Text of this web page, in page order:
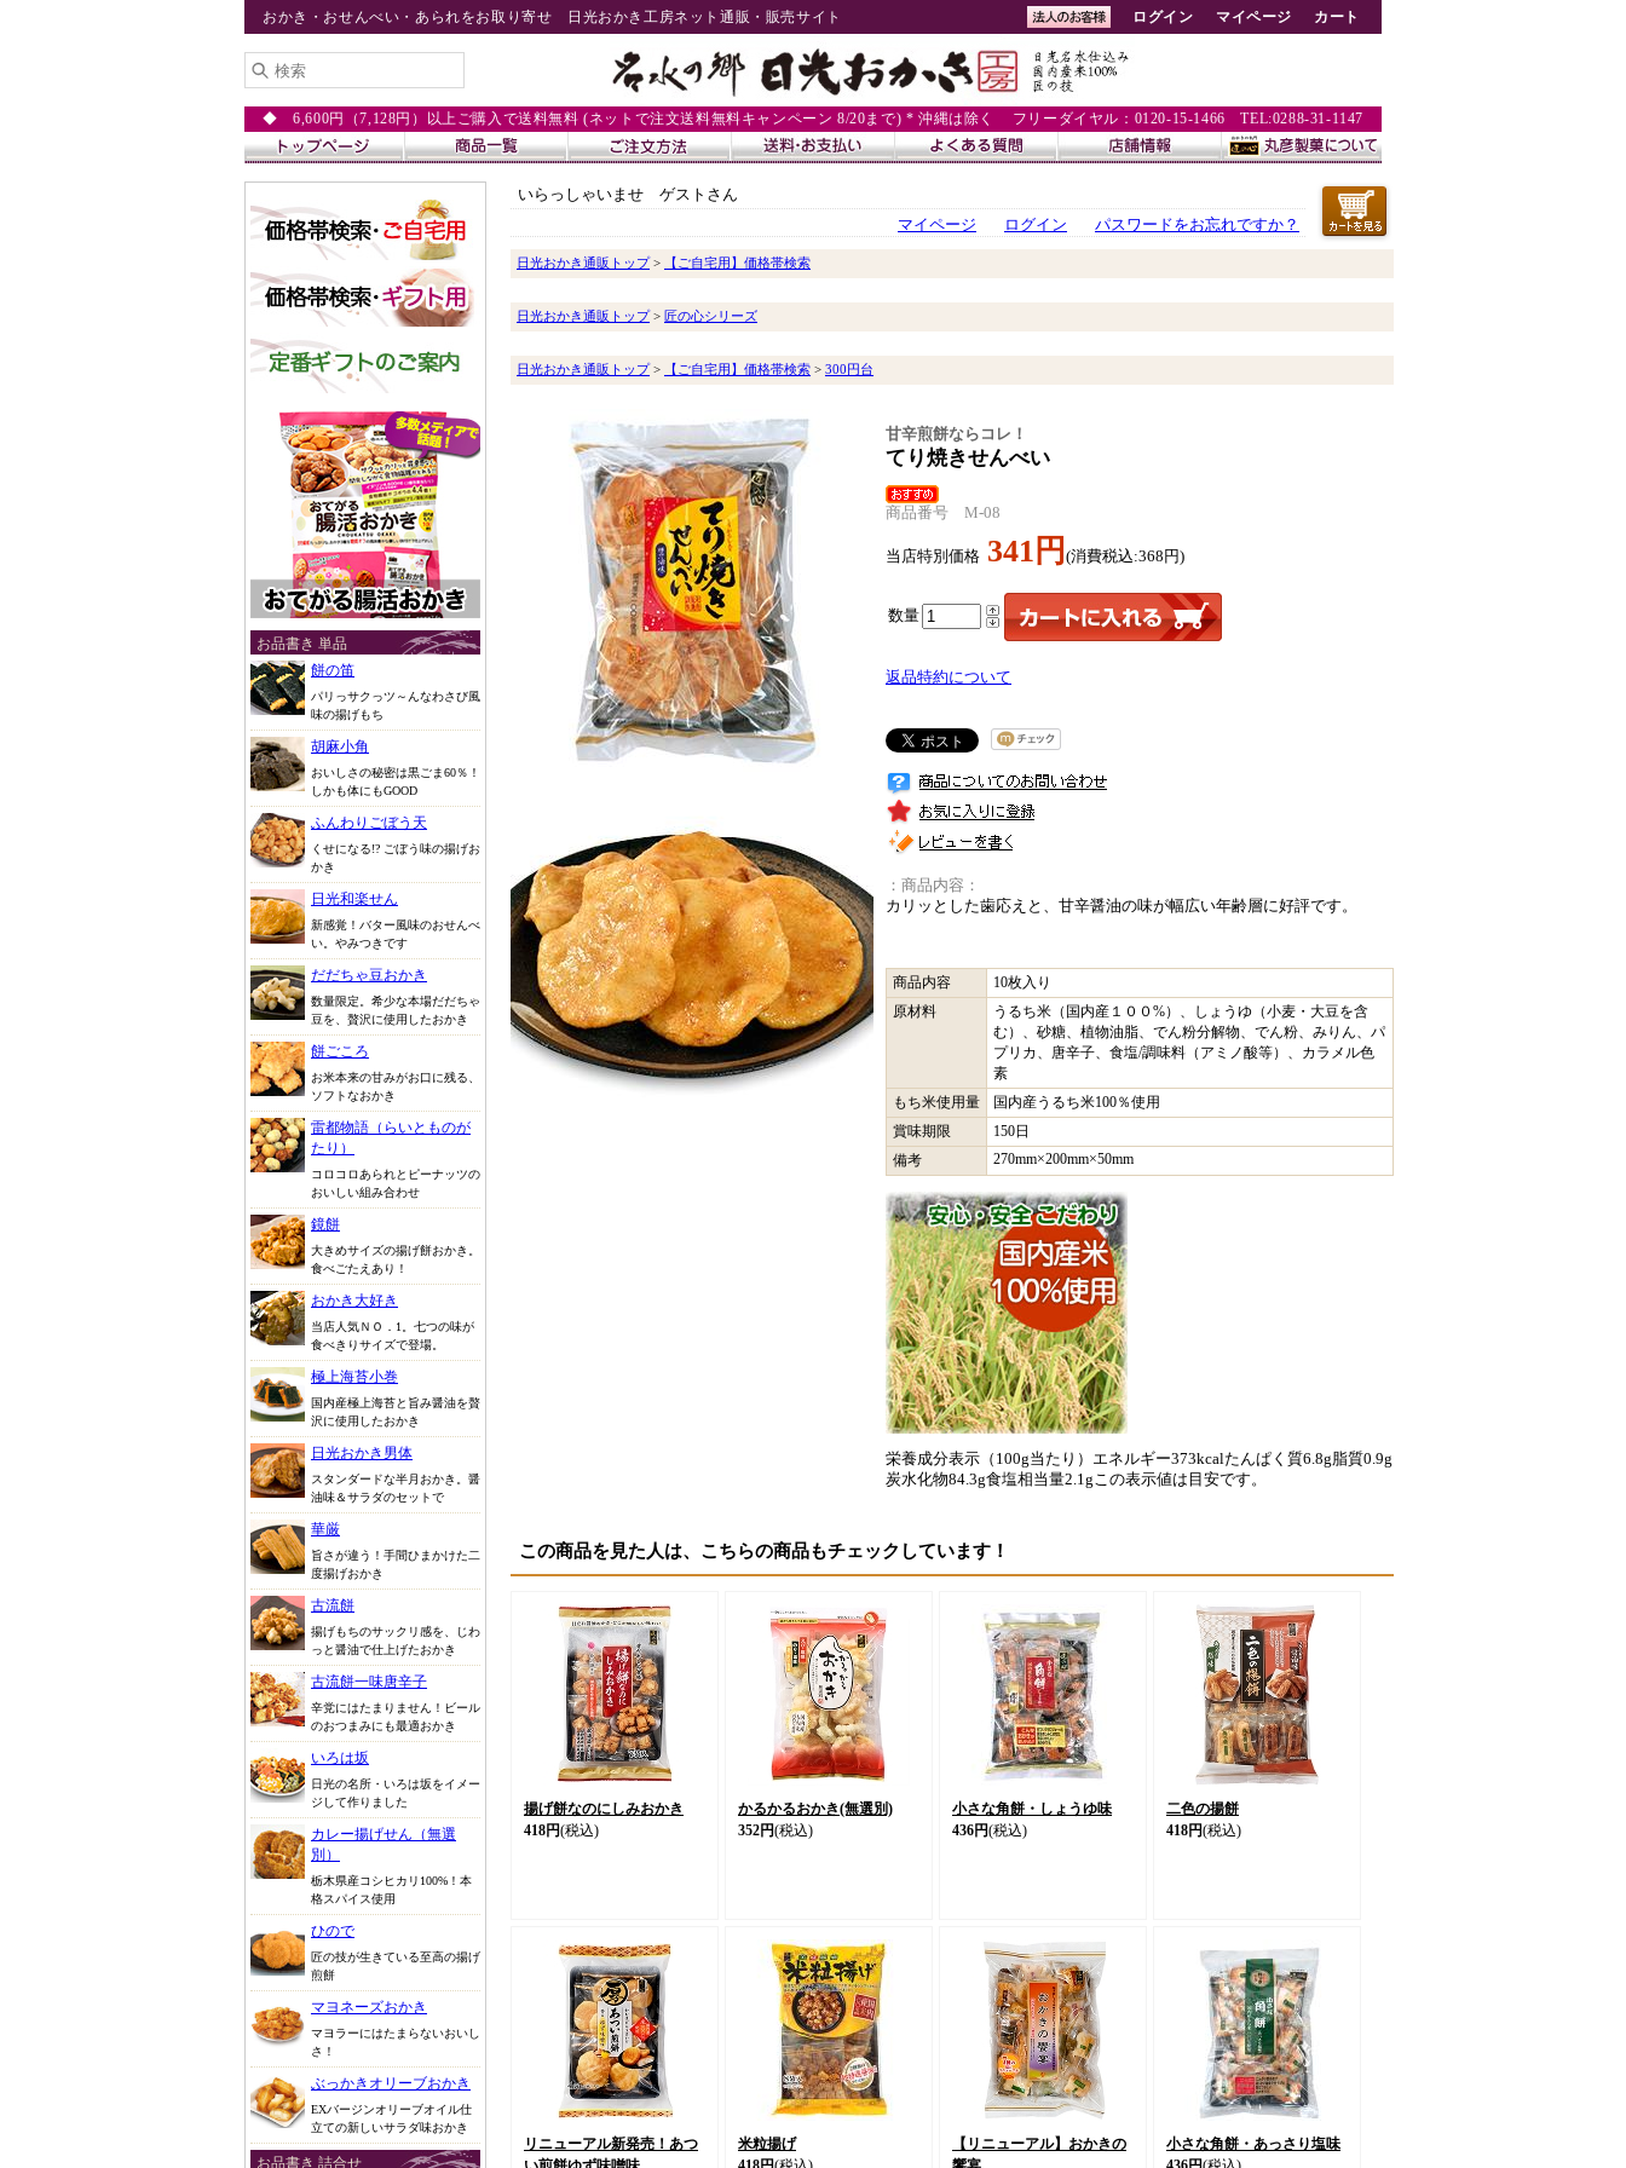
おかき・おせんべい・あられをお取り寄せ 日光おかき工房ネット通販・販売サイト ログイン マイページ カート
◆ 6,600円（7,128円）以上ご購入で送料無料 (ネットで注文送料無料キャンペーン 8/20まで) * 沖縄は除く フリーダイヤル：0120-15-1466 TEL:0288-31-1147
お品書き 単品
餅の笛
パリっサクっツ～んなわさび風
味の揚げもち
胡麻小角
おいしさの秘密は黒ごま60％！
しかも体にもGOOD
ふんわりごぼう天
くせになる!? ごぼう味の揚げお
かき
日光和楽せん
新感覚！バター風味のおせんべ
い。やみつきです
だだちゃ豆おかき
数量限定。希少な本場だだちゃ
豆を、贅沢に使用したおかき
餅ごころ
お米本来の甘みがお口に残る、
ソフトなおかき
雷都物語（らいとものが
たり）
コロコロあられとピーナッツの
おいしい組み合わせ
鏡餅
大きめサイズの揚げ餅おかき。
食べごたえあり！
おかき大好き
当店人気ＮＯ．1。七つの味が
食べきりサイズで登場。
極上海苔小巻
国内産極上海苔と旨み醤油を贅
沢に使用したおかき
日光おかき男体
スタンダードな半月おかき。醤
油味＆サラダのセットで
華厳
旨さが違う！手間ひまかけた二
度揚げおかき
古流餅
揚げもちのサックリ感を、じわ
っと醤油で仕上げたおかき
古流餅一味唐辛子
辛党にはたまりません！ビール
のおつまみにも最適おかき
いろは坂
日光の名所・いろは坂をイメー
ジして作りました
カレー揚げせん（無選
別）
栃木県産コシヒカリ100%！本
格スパイス使用
ひので
匠の技が生きている至高の揚げ
煎餅
マヨネーズおかき
マヨラーにはたまらないおいし
さ！
ぶっかきオリーブおかき
EXバージンオリーブオイル仕
立ての新しいサラダ味おかき
お品書き 詰合せ
いらっしゃいませ ゲストさん
マイページ
ログイン パスワードをお忘れですか？
日光おかき通販トップ> 【ご自宅用】価格帯検索
日光おかき通販トップ> 匠の心シリーズ
日光おかき通販トップ> 【ご自宅用】価格帯検索 > 300円台
甘辛煎餅ならコレ！
てり焼きせんべい
商品番号 M-08
当店特別価格 341円(消費税込:368円)
数量
返品特約について
：商品内容：
カリッとした歯応えと、甘辛醤油の味が幅広い年齢層に好評です。
商品内容
10枚入り
原材料
うるち米（国内産１００%）、しょうゆ（小麦・大豆を含
む）、砂糖、植物油脂、でん粉分解物、でん粉、みりん、パ
プリカ、唐辛子、食塩/調味料（アミノ酸等）、カラメル色
素
もち米使用量
国内産うるち米100％使用
賞味期限
150日
備考
270mm×200mm×50mm
栄養成分表示（100g当たり）エネルギー373kcalたんぱく質6.8g脂質0.9g
炭水化物84.3g食塩相当量2.1gこの表示値は目安です。
この商品を見た人は、こちらの商品もチェックしています！
揚げ餅なのにしみおかき
418円(税込)
かるかるおかき(無選別)
352円(税込)
小さな角餅・しょうゆ味
436円(税込)
二色の揚餅
418円(税込)
リニューアル新発売！あつ
米粒揚げ
【リニューアル】おかきの
小さな角餅・あっさり塩味